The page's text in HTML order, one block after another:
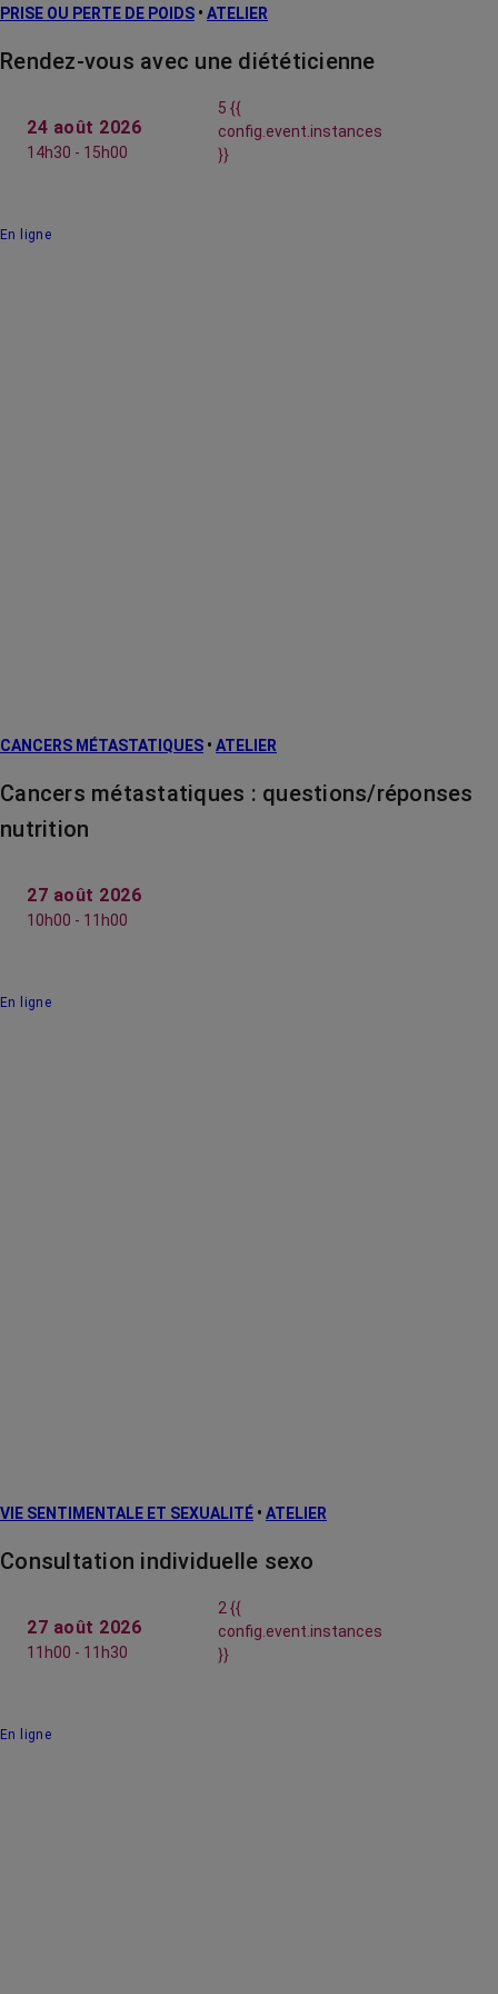
PRISE OU PERTE DE POIDS • ATELIER
Rendez-vous avec une diététicienne
24 août 2026
14h30 - 15h00
5 {{
config.event.instances
}}
En ligne
CANCERS MÉTASTATIQUES • ATELIER
Cancers métastatiques : questions/réponses
nutrition
27 août 2026
10h00 - 11h00
En ligne
VIE SENTIMENTALE ET SEXUALITÉ • ATELIER
Consultation individuelle sexo
27 août 2026
11h00 - 11h30
2 {{
config.event.instances
}}
En ligne